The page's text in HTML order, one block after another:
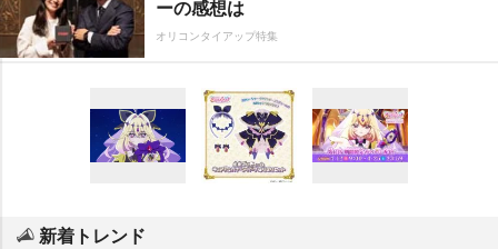
ーの感想は
オリコンタイアップ特集
新着トレンド